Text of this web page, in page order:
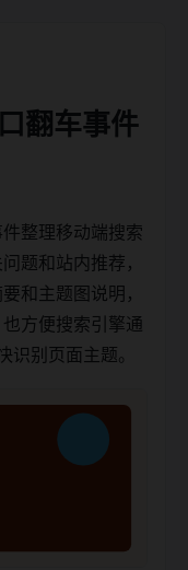
翻车事件
整理移动端搜索
题和站内推荐，
和主题图说明，
方便搜索引擎通
识别页面主题。